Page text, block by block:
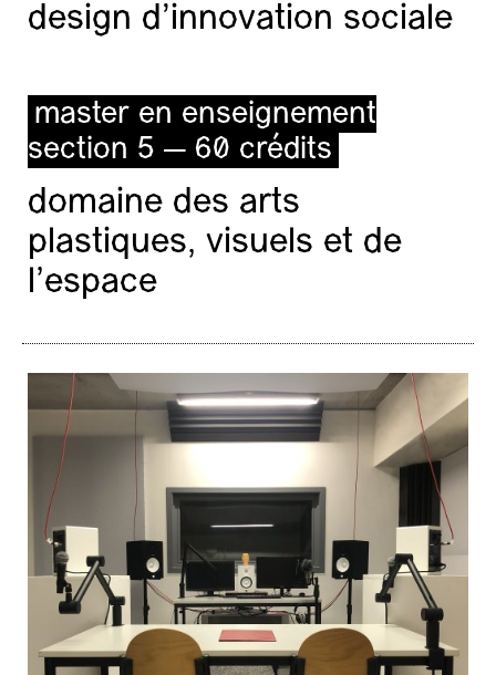
design d'innovation sociale
master en enseignement
section 5 — 60 crédits
domaine des arts
plastiques, visuels et de
l’espace